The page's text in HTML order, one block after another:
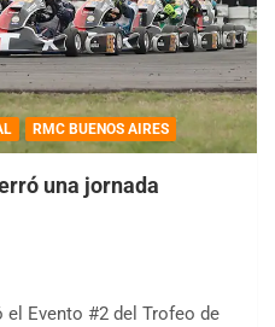
RMC BUENOS AIRES
una jornada
Evento #2 del Trofeo de